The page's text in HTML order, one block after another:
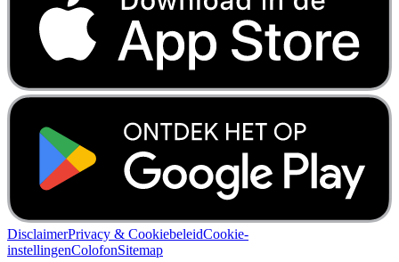
DisclaimerPrivacy & CookiebeleidCookie-
instellingenColofonSitemap